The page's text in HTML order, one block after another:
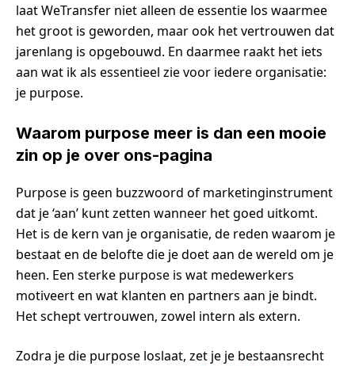
laat WeTransfer niet alleen de essentie los waarmee
het groot is geworden, maar ook het vertrouwen dat
jarenlang is opgebouwd. En daarmee raakt het iets
aan wat ik als essentieel zie voor iedere organisatie:
je purpose.
Waarom purpose meer is dan een mooie
zin op je over ons-pagina
Purpose is geen buzzwoord of marketinginstrument
dat je ‘aan’ kunt zetten wanneer het goed uitkomt.
Het is de kern van je organisatie, de reden waarom je
bestaat en de belofte die je doet aan de wereld om je
heen. Een sterke purpose is wat medewerkers
motiveert en wat klanten en partners aan je bindt.
Het schept vertrouwen, zowel intern als extern.
Zodra je die purpose loslaat, zet je je bestaansrecht